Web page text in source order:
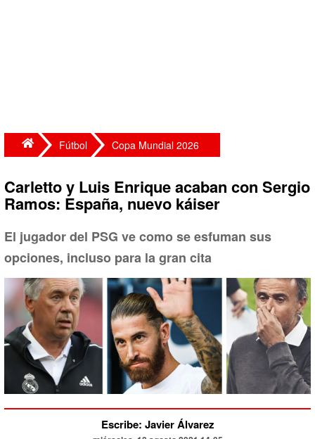
Fútbol Copa Mundial 2026
Carletto y Luis Enrique acaban con Sergio
Ramos: España, nuevo káiser
El jugador del PSG ve como se esfuman sus
opciones, incluso para la gran cita
Escribe: Javier Álvarez